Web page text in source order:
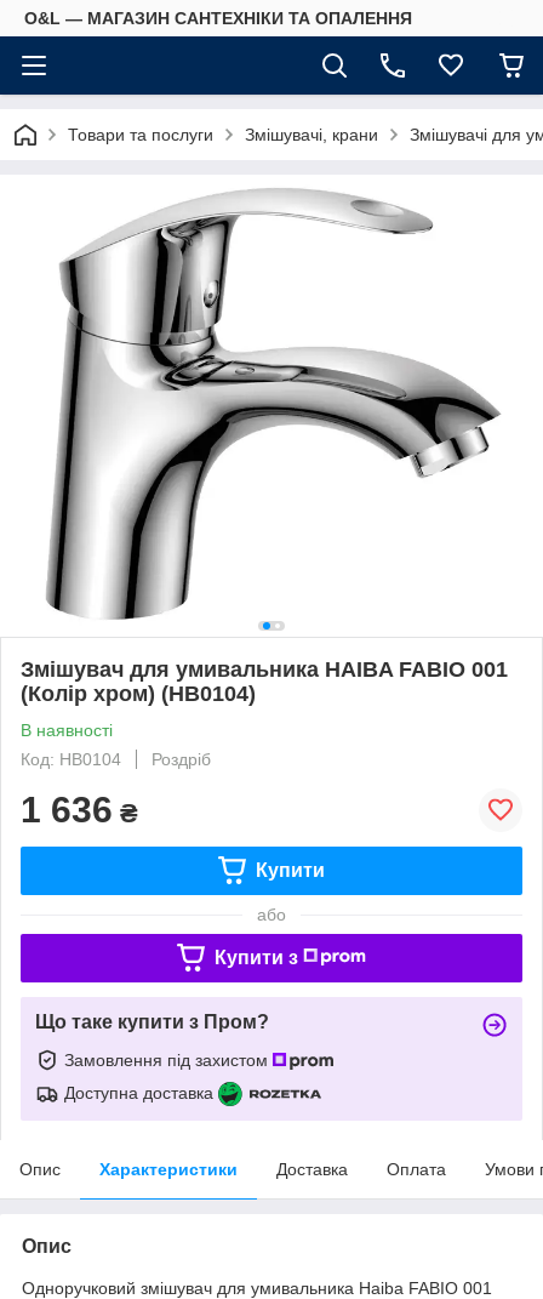
O&L — МАГАЗИН САНТЕХНІКИ ТА ОПАЛЕННЯ
Товари та послуги Змішувачі, крани Змішувачі для
Змішувач для умивальника HAIBA FABIO 001
(Колір хром) (HB0104)
В наявності
Код: HB0104
Роздріб
1 636 ₴
Купити
або
Купити з
Що таке купити з Пром?
Замовлення під захистом
Доступна доставка
Опис Характеристики Доставка Оплата Умови
Опис
Одноручковий змішувач для умивальника Haiba FABIO 001